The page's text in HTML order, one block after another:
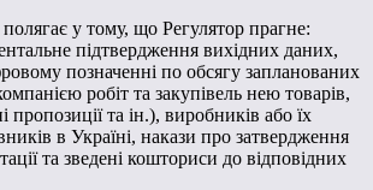
у тому, що Регулятор прагне:
підтвердження вихідних даних,
позначенні по обсягу запланованих
робіт та закупівель нею товарів,
пропозиції та ін.), виробників або їх
в Україні, накази про затвердження
та зведені кошториси до відповідних